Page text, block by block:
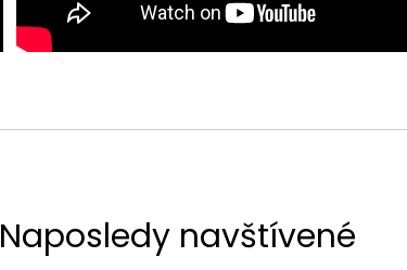
Naposledy navštívené